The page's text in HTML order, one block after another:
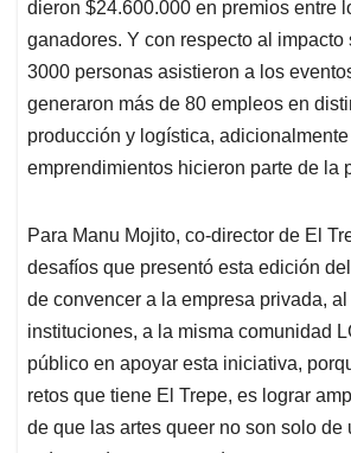
dieron $24.600.000 en premios entre
ganadores. Y con respecto al impacto
3000 personas asistieron a los
generaron más de 80 empleos en
producción y logística,
emprendimientos hicieron parte de la
Para Manu Mojito, co-director de El
desafíos que presentó esta edición
de convencer a la empresa privada,
instituciones, a la misma comunidad
público en apoyar esta iniciativa,
retos que tiene El Trepe, es lograr
de que las artes queer no son solo de